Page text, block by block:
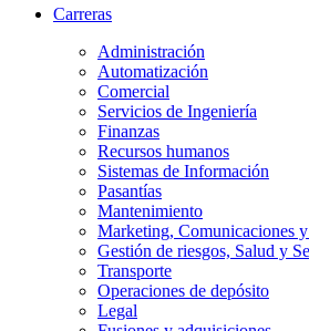
Carreras
Administración
Automatización
Comercial
Servicios de Ingeniería
Finanzas
Recursos humanos
Sistemas de Información
Pasantías
Mantenimiento
Marketing, Comunicaciones
Gestión de riesgos, Salud y
Transporte
Operaciones de depósito
Legal